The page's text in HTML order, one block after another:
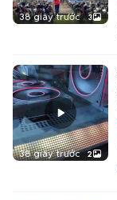
38 giây trước 3
38 giây trước 2